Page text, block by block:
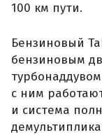
100 км пути.
Бензиновый
бензиновым
с ним
и система